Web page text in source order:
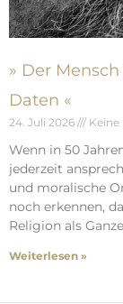
» Der
Daten «
24. Juli 2026
Wenn in 50
jederzeit
und moralische
noch erkennen,
Religion als
Weiterlesen »